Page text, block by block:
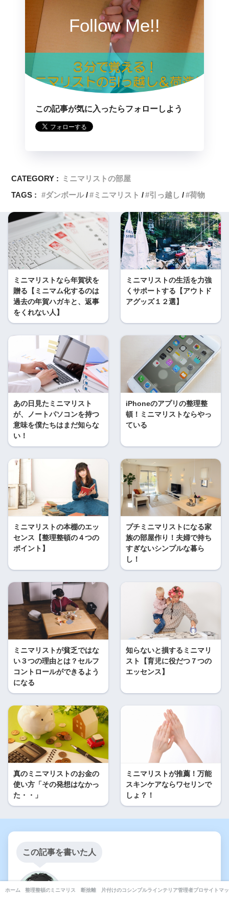
Follow Me!!
この記事が気に入ったらフォローしよう
CATEGORY : ミニマリストの部屋
TAGS :
ダンボール ミニマリスト 引っ越し 荷物
ミニマリストなら年賀状を
贈る【ミニマム化するのは
過去の年賀ハガキと、返事
をくれない人】
ミニマリストの生活を力強
くサポートする【アウトド
アグッズ１２選】
あの日見たミニマリスト
が、ノートパソコンを持つ
意味を僕たちはまだ知らな
い！
iPhoneのアプリの整理整
頓！ミニマリストならやっ
ている
ミニマリストの本棚のエッ
センス【整理整頓の４つの
ポイント】
プチミニマリストになる家
族の部屋作り！夫婦で持ち
すぎないシンプルな暮ら
し！
ミニマリストが貧乏ではな
い３つの理由とは？セルフ
コントロールができるよう
になる
知らないと損するミニマリ
スト【育児に役だつ７つの
エッセンス】
真のミニマリストのお金の
使い方「その発想はなかっ
た・・」
ミニマリストが推薦！万能
スキンケアならワセリンで
しょ？！
この記事を書いた人
ぐっど
ホーム 整理整頓のコツミニマリストの部屋
断捨離 片付けのコツシンプルライフインテリア・収納管理者プロフィール
サイトマ